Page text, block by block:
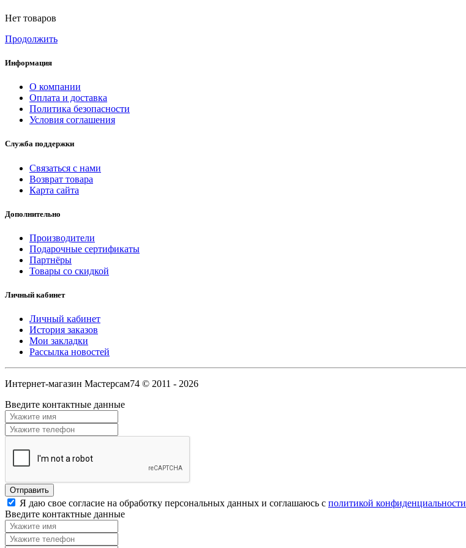
Нет товаров
Продолжить
Информация
О компании
Оплата и доставка
Политика безопасности
Условия соглашения
Служба поддержки
Связаться с нами
Возврат товара
Карта сайта
Дополнительно
Производители
Подарочные сертификаты
Партнёры
Товары со скидкой
Личный кабинет
Личный кабинет
История заказов
Мои закладки
Рассылка новостей
Интернет-магазин Мастерсам74 © 2011 - 2026
Введите контактные данные
Я даю свое согласие на обработку персональных данных и соглашаюсь с политикой конфиденциальности
Введите контактные данные